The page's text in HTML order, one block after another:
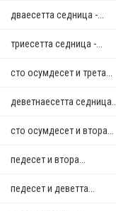
дваесетта седница -...
триесетта седница -...
сто осумдесет и трета...
деветнаесетта седница...
сто осумдесет и втора...
педесет и втора...
педесет и деветта...